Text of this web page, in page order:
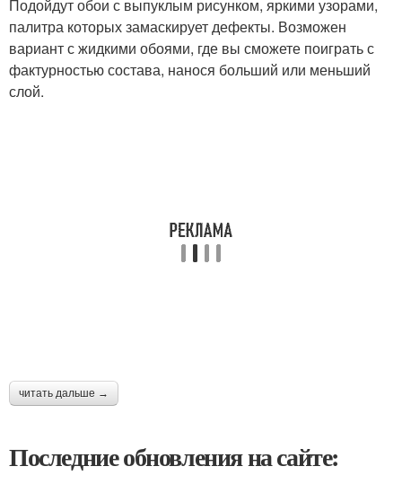
Подойдут обои с выпуклым рисунком, яркими узорами,
палитра которых замаскирует дефекты. Возможен
вариант с жидкими обоями, где вы сможете поиграть с
фактурностью состава, нанося больший или меньший
слой.
читать дальше →
Последние обновления на сайте: